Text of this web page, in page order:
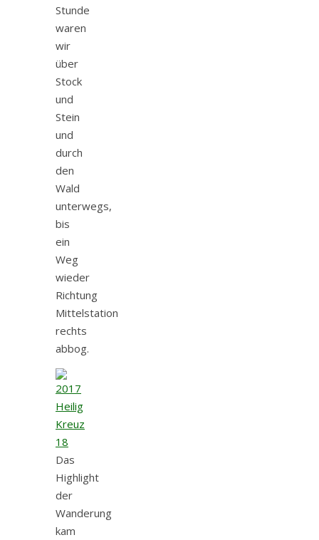
Stunde
waren
wir
über
Stock
und
Stein
und
durch
den
Wald
unterwegs,
bis
ein
Weg
wieder
Richtung
Mittelstation
rechts
abbog.
Das
Highlight
der
Wanderung
kam